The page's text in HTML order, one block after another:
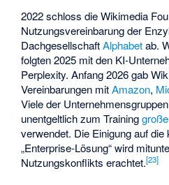
2022 schloss die Wikimedia
Nutzungsvereinbarung der
DachgesellschaftAlphabetab.
folgten 2025 mit den KI-
Perplexity. Anfang 2026 gab
Vereinbarungen mitAmazon,
Viele der
unentgeltlich zum Training
verwendet. Die Einigung auf
„Enterprise-Lösung“ wird
Nutzungskonflikts erachtet.[23]